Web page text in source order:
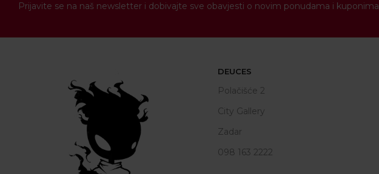
Prijavite se na naš newsletter i dobivajte sve obavjesti o novim ponudama i kuponima
DEUCES
Polačišće 2
City Gallery
Zadar
098 163 2222